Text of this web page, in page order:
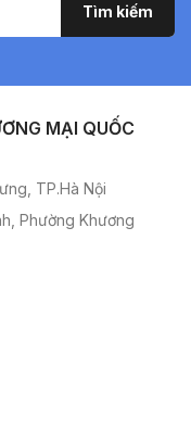
MẠI QUỐC
TP.Hà Nội
Phường Khương